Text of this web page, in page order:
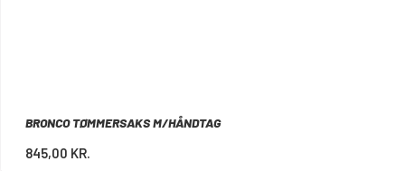
BRONCO TØMMERSAKS M/HÅNDTAG
845,00 KR.